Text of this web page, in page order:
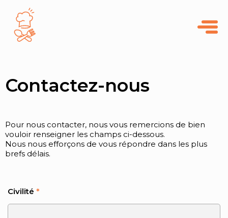
Contactez-nous
Pour nous contacter, nous vous remercions de bien
vouloir renseigner les champs ci-dessous.
Nous nous efforçons de vous répondre dans les plus
brefs délais.
Civilité *